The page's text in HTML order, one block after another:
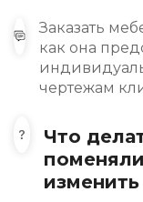
Заказать
как она
чертежам
Что